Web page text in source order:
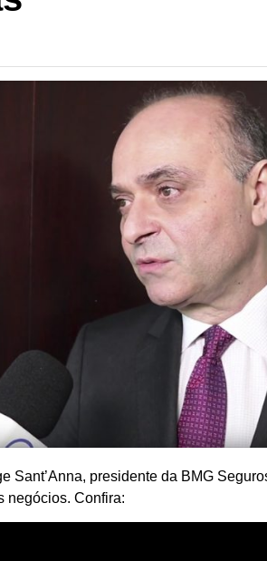
Sant’Anna, presidente da BMG
negócios. Confira: